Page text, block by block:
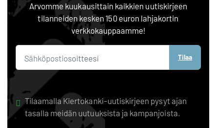
Arvomme kuukausittain kaikkien uutiskirjeen
tilanneiden kesken 150 euron lahjakortin
verkkokauppaamme!
Tilaa
Tilaamalla Kiertokanki-uutiskirjeen pysyt ajan
tasalla meidän uutuuksista ja kampanjoista.